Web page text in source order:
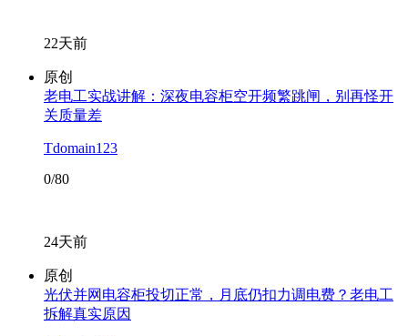
22天前
原创
老电工实战讲解：深夜电容柜空开频繁跳闸，别再怪开
关质量差
Tdomain123
0/80
24天前
原创
光伏并网电容柜投切正常，月底仍扣力调电费？老电工
拆解真实原因